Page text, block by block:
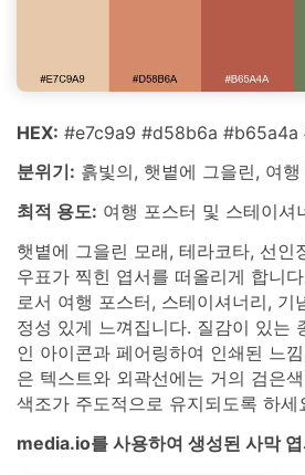
HEX: #e7c9a9 #d58b6a
분위기: 흙빛의, 햇볕에 그을린, 여행
최적 용도: 여행 포스터 및 스테이셔
햇볕에 그을린 모래, 테라코타, 선인
우표가 찍힌 엽서를 떠올리게 합니
로서 여행 포스터, 스테이셔너리, 기
정성 있게 느껴집니다. 질감이 있는
인 아이콘과 페어링하여 인쇄된 느
은 텍스트와 외곽선에는 거의 검은
색조가 주도적으로 유지되도록 하세
media.io를 사용하여 생성된 사막